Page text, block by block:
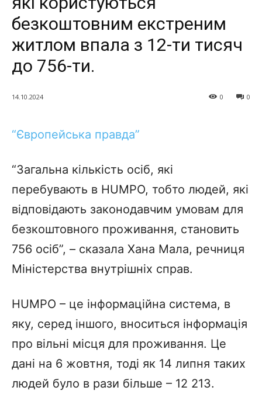
безкоштовним екстреним
житлом впала з 12-ти тисяч
до 756-ти.
14.10.2024 0
0
“Європейська правда”
“Загальна кількість осіб, які
перебувають в HUMPO, тобто людей, які
відповідають законодавчим умовам для
безкоштовного проживання, становить
756 осіб”, – сказала Хана Мала, речниця
Міністерства внутрішніх справ.
HUMPO – це інформаційна система, в
яку, серед іншого, вноситься інформація
про вільні місця для проживання. Це
дані на 6 жовтня, тоді як 14 липня таких
людей було в рази більше – 12 213.